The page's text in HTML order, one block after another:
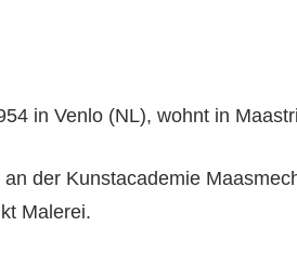
in Venlo (NL), wohnt in
der Kunstacademie
Malerei.